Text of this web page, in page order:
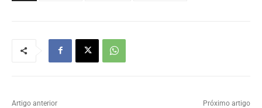
Artigo anterior Próximo artigo